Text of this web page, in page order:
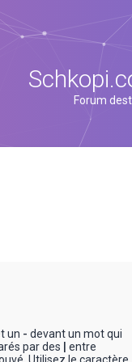
Forum
un - devant un mot qui
par des
entre